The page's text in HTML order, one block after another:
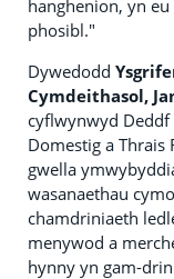
hanghenion, yn
phosibl."
Dywedodd
Cymdeithasol,
cyflwynwyd
Domestig a Thrais
gwella
wasanaethau
chamdriniaeth
menywod a
hynny yn gam-